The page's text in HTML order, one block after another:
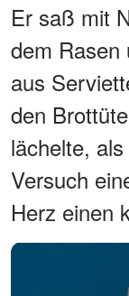
Er saß mit
dem Rasen
aus
den
lächelte,
Versuch
Herz einen